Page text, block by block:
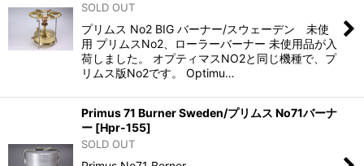
SOLD OUT
プリムス No2 BIG バーナー/スウェーデン 未使
用 プリムスNo2、ローラーバーナー 未使用品が入
荷しました。 オプティマスNO2と同じ機種で、プ
リムス版No2です。 Optimu…
Primus 71 Burner Sweden/プリムス No71バーナ
ー [Hpr-155]
SOLD OUT